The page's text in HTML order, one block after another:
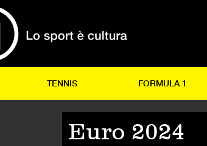
TENNIS FORMULA 1
Euro 2024